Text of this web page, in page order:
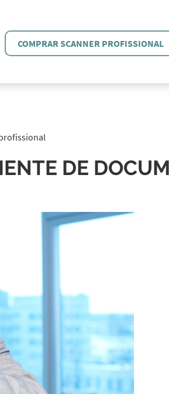
COMPRAR SCANNER PROFISSIONAL
DE